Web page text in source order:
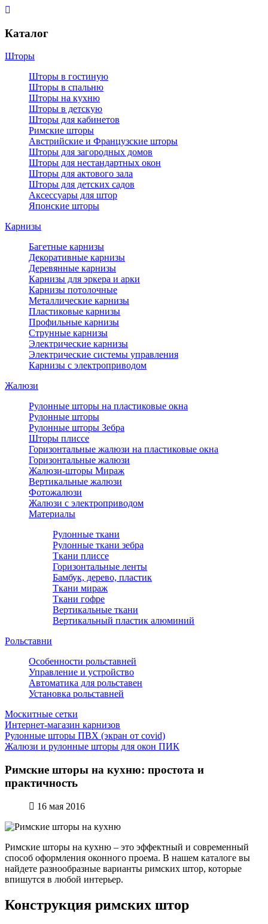
Каталог
Шторы
Шторы в гостиную
Шторы в спальню
Шторы на кухню
Шторы в детскую
Шторы для кабинетов
Римские шторы
Австрийские и Французские шторы
Шторы для загородных домов
Шторы для нестандартных окон
Шторы для актового зала
Шторы для детских садов
Аксессуары для штор
Японские шторы
Карнизы
Багетные карнизы
Декоративные карнизы
Деревянные карнизы
Карнизы для эркера и арки
Карнизы потолочные
Металлические карнизы
Пластиковые карнизы
Профильные карнизы
Струнные карнизы
Электрические карнизы
Электрические системы управления
Карнизы с электроприводом
Жалюзи
Рулонные шторы на пластиковые окна
Рулонные шторы
Рулонные шторы Зебра
Шторы плиссе
Горизонтальные жалюзи на пластиковые окна
Горизонтальные жалюзи
Жалюзи-шторы Мираж
Вертикальные жалюзи
Фотожалюзи
Жалюзи с электроприводом
Материалы
Рулонные ткани
Рулонные ткани зебра
Ткани плиссе
Горизонтальные ленты
Бамбук, дерево, пластик
Ткани мираж
Ткани гофре
Вертикальные ткани
Вертикальный пластик алюминий
Рольставни
Особенности рольставней
Управление и устройство
Автоматика для рольставен
Установка рольставней
Москитные сетки
Интернет-магазин карнизов
Рулонные шторы ПВХ (экран от covid)
Жалюзи и рулонные шторы для окон ПИК
Римские шторы на кухню: простота и
практичность
16 мая 2016
Римские шторы на кухню – это эффектный и современный
способ оформления оконного проема. В нашем каталоге вы
найдете разнообразные варианты римских штор, которые
впишутся в любой интерьер.
Конструкция римских штор